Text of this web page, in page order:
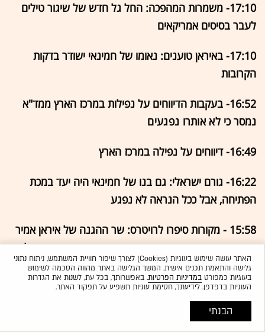
17:10- משמרות המהפכה: החל גל חדש של שיגור טילים
לעבר בסיסים אמריקאים
17:10- באיראן טוענים: נאומו של חמינאי ישודר בדקות
הקרובות
16:52- בעקבות הדיווחים על נפילות במרכז הארץ ממד"א
נמסר כי לא אותרו נפגעים
16:49- דיווחים על נפילה במרכז הארץ
16:22- גורם ישראלי: גם בנו של חמינאי היה יעד במכת
הפתיחה, אבל ככל הנראה לא נפגע
15:58 - מקורות סיפרו לרויטרס: שר ההגנה של איראן אמיר
נסירזאדה ומפקד משמרות המהפכה מוחמד פאכפור חוסלו
15:56 - המטח האחרון: חלק מהשיגורים - יורטו
15:50 - דובר צה"ל מסר: "מטח נוסף שוגר לעבר מדינת
ישראל. הנכם מתבקשים להמשיך ולהישמע להנחיות פיקוד
האתר עושה שימוש בעוגיות (Cookies) לצורך שיפור חוויית המשתמש, ניתוח נתוני
גלישה והתאמת תכנים אישית. המשך הגלישה באתר מהווה הסכמה לשימוש
בעוגיות כמפורטבמדיניות הפרטיות. באפשרותך, בכל עת, לשנות את הגדרות
העוגיות בדפדפן. לידיעתך, חסימת עוגיות תשפיע על תפקוד האתר.
הבנתי